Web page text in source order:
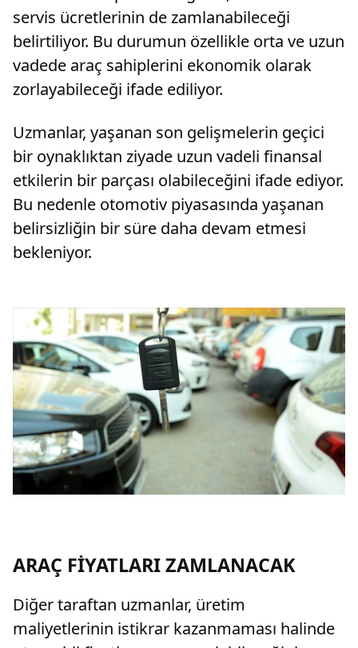
servis ücretlerinin de zamlanabileceği
belirtiliyor. Bu durumun özellikle orta ve uzun
vadede araç sahiplerini ekonomik olarak
zorlayabileceği ifade ediliyor.
Uzmanlar, yaşanan son gelişmelerin geçici
bir oynaklıktan ziyade uzun vadeli finansal
etkilerin bir parçası olabileceğini ifade ediyor.
Bu nedenle otomotiv piyasasında yaşanan
belirsizliğin bir süre daha devam etmesi
bekleniyor.
ARAÇ FİYATLARI ZAMLANACAK
Diğer taraftan uzmanlar, üretim
maliyetlerinin istikrar kazanmaması halinde